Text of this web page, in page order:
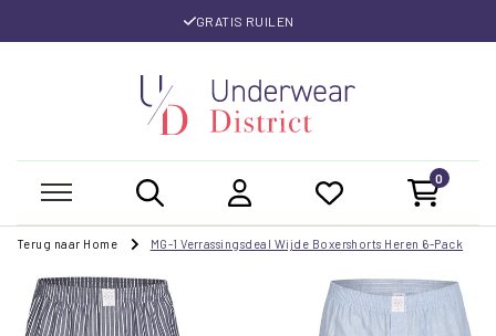
GRATIS RUILEN
0
Terug naar Home MG-1 Verrassingsdeal Wijde Boxershorts Heren 6-Pack